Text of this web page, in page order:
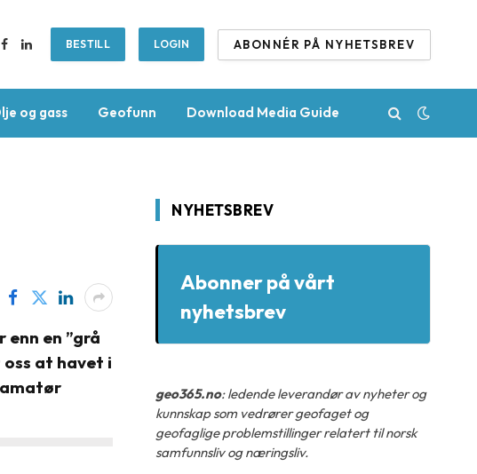
Facebook
LinkedInBESTILL LOGIN ABONNÉR PÅ NYHETSBREV
og gass Geofunn Download Media Guide
en ”grå
at havet i
amatør
NYHETSBREV
Abonner på vårt
nyhetsbrev
geo365.no: ledende leverandør av nyheter og
kunnskap som vedrører geofaget og
geofaglige problemstillinger relatert til norsk
samfunnsliv og næringsliv.